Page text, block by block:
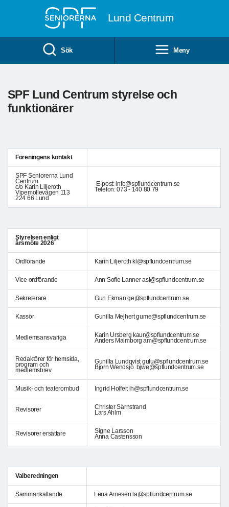
Lund Centrum
Sök Meny
SPF Lund Centrum styrelse och
funktionärer
Föreningens kontakt
SPF Seniorerna Lund
Centrum
c/o Karin Liljeroth
Vipemöllevägen 113
224 66 Lund
E-post: info@spflundcentrum.se
Telefon: 073 - 140 80 79
Styrelsen enligt
årsmöte 2026
Ordförande Karin Liljeroth kl@spflundcentrum.se
Vice ordförande Ann Sofie Lanner asl@spflundcentrum.se
Sekreterare Gun Ekman ge@spflundcentrum.se
Kassör Gunilla Mejhert gume@spflundcentrum.se
Medlemsansvariga
Karin Ursberg kaur@spflundcentrum.se
Anders Malmborg am@spflundcentrum.se
Redaktörer för hemsida,
program och
medlemsbrev
Gunilla Lundqvist gulu@spflundcentrum.se
Björn Wendsjö bjwe@spflundcentrum.se
Musik- och teaterombud Ingrid Holfelt ih@spflundcentrum.se
Revisorer
Christer Särnstrand
Lars Ahlm
Revisorer ersättare
Signe Larsson
Anna Castensson
Valberedningen
Sammankallande Lena Arnesen la@spflundcentrum.se